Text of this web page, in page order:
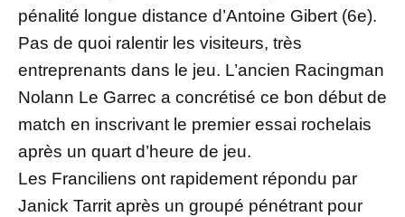
pénalité longue distance d’Antoine Gibert (6e).
Pas de quoi ralentir les visiteurs, très
entreprenants dans le jeu. L’ancien Racingman
Nolann Le Garrec a concrétisé ce bon début de
match en inscrivant le premier essai rochelais
après un quart d’heure de jeu.
Les Franciliens ont rapidement répondu par
Janick Tarrit après un groupé pénétrant pour